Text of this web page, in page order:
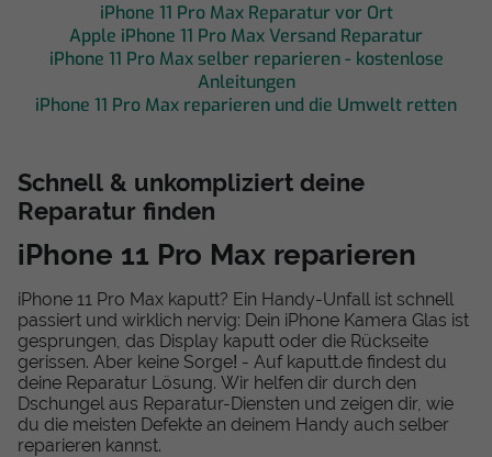
iPhone 11 Pro Max Reparatur vor Ort
Apple iPhone 11 Pro Max Versand Reparatur
iPhone 11 Pro Max selber reparieren - kostenlose
Anleitungen
iPhone 11 Pro Max reparieren und die Umwelt retten
Schnell & unkompliziert deine
Reparatur finden
iPhone 11 Pro Max reparieren
iPhone 11 Pro Max kaputt? Ein Handy-Unfall ist schnell
passiert und wirklich nervig: Dein iPhone Kamera Glas ist
gesprungen, das Display kaputt oder die Rückseite
gerissen. Aber keine Sorge! - Auf kaputt.de findest du
deine Reparatur Lösung. Wir helfen dir durch den
Dschungel aus Reparatur-Diensten und zeigen dir, wie
du die meisten Defekte an deinem Handy auch selber
reparieren kannst.